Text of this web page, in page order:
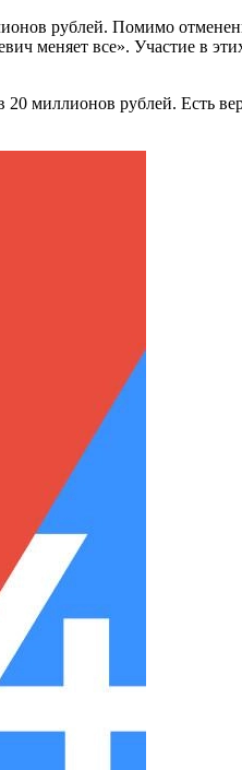
рублей. Помимо
меняет все». Участие в
миллионов рублей. Есть